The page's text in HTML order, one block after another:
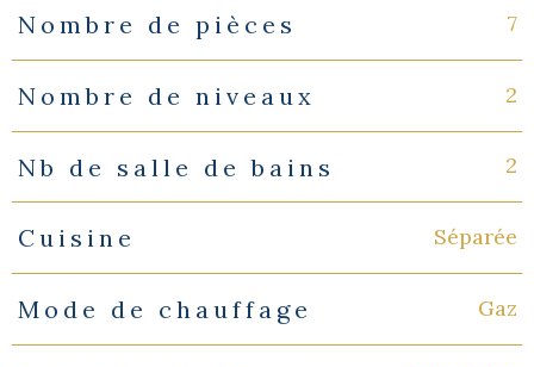
Nombre de pièces 7
Nombre de niveaux 2
Nb de salle de bains 2
Cuisine Séparée
Mode de chauffage Gaz